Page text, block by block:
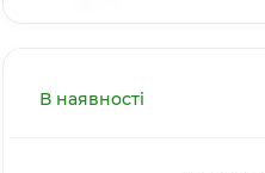
В наявності